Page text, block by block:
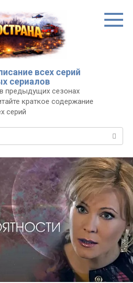
всех серий
сериалов
предыдущих сезонах
краткое содержание
серий